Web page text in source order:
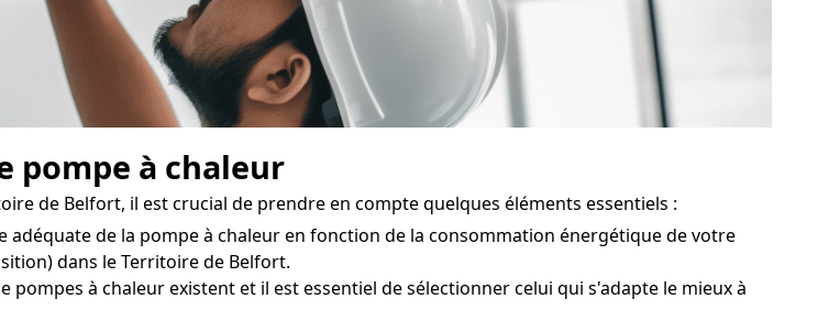
pompe à chaleur
de Belfort, il est crucial de prendre en compte quelques éléments essentiels :
adéquate de la pompe à chaleur en fonction de la consommation énergétique de votre
dans le Territoire de Belfort.
pompes à chaleur existent et il est essentiel de sélectionner celui qui s'adapte le mieux à